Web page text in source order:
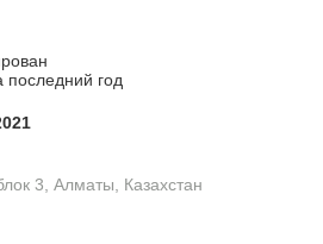
последний год
3, Алматы, Казахстан